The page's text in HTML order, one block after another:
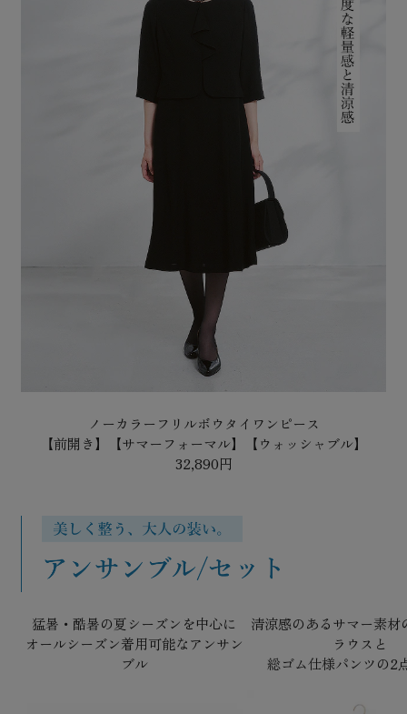
ノーカラーフリルボウタイワンピース
【前開き】【サマーフォーマル】【ウォッシャブル】
32,890円
猛暑・酷暑の夏シーズンを中心に
オールシーズン着用可能なアンサン
ブル
清涼感のあるサマー素材
ラウスと
総ゴム仕様パンツの2